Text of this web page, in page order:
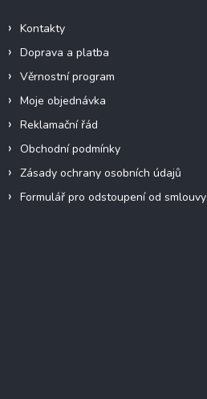
Kontakty
Doprava a platba
Věrnostní program
Moje objednávka
Reklamační řád
Obchodní podmínky
Zásady ochrany osobních údajů
Formulář pro odstoupení od smlouvy